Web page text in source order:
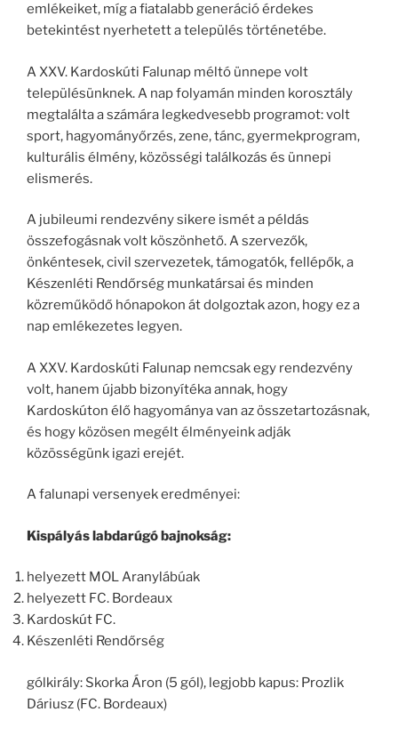
emlékeiket, míg a fiatalabb generáció érdekes
betekintést nyerhetett a település történetébe.
A XXV. Kardoskúti Falunap méltó ünnepe volt
településünknek. A nap folyamán minden korosztály
megtalálta a számára legkedvesebb programot: volt
sport, hagyományőrzés, zene, tánc, gyermekprogram,
kulturális élmény, közösségi találkozás és ünnepi
elismerés.
A jubileumi rendezvény sikere ismét a példás
összefogásnak volt köszönhető. A szervezők,
önkéntesek, civil szervezetek, támogatók, fellépők, a
Készenléti Rendőrség munkatársai és minden
közreműködő hónapokon át dolgoztak azon, hogy ez a
nap emlékezetes legyen.
A XXV. Kardoskúti Falunap nemcsak egy rendezvény
volt, hanem újabb bizonyítéka annak, hogy
Kardoskúton élő hagyománya van az összetartozásnak,
és hogy közösen megélt élményeink adják
közösségünk igazi erejét.
A falunapi versenyek eredményei:
Kispályás labdarúgó bajnokság:
helyezett MOL Aranylábúak
helyezett FC. Bordeaux
Kardoskút FC.
Készenléti Rendőrség
gólkirály: Skorka Áron (5 gól), legjobb kapus: Prozlik
Dáriusz (FC. Bordeaux)